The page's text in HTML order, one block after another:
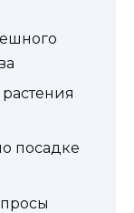
посадке